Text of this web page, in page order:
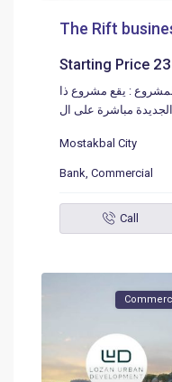
The Rift
Starting Price
: يقع مشروع ذا
Mostakbal City
Bank ,Commercial
Call